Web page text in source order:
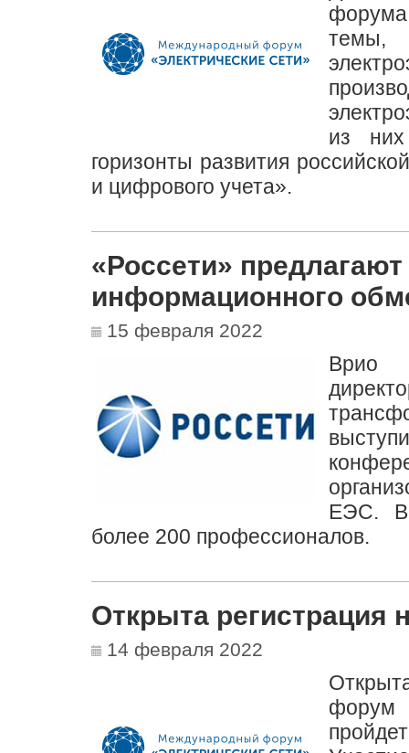
форума
темы,
из
горизонты развития
и цифрового учета».
«Россети»
информационного
15 февраля 2022
Врио
ЕЭС. В
более 200 профессионалов.
Открыта регистрация
14 февраля 2022
форум